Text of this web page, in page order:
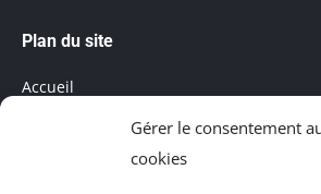
Gérer le consentement
cookies
page
Plan du site
Accueil
Mentions légales